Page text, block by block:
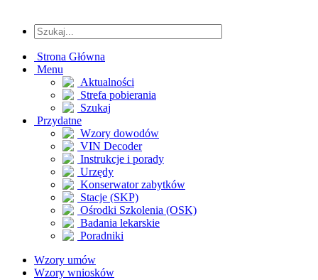
Strona Główna
Menu
Aktualności
Strefa pobierania
Szukaj
Przydatne
Wzory dowodów
VIN Decoder
Instrukcje i porady
Urzędy
Konserwator zabytków
Stacje (SKP)
Ośrodki Szkolenia (OSK)
Badania lekarskie
Poradniki
Wzory umów
Wzory wniosków